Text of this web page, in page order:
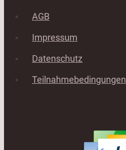
AGB
Impressum
Datenschutz
Teilnahmebedingungen